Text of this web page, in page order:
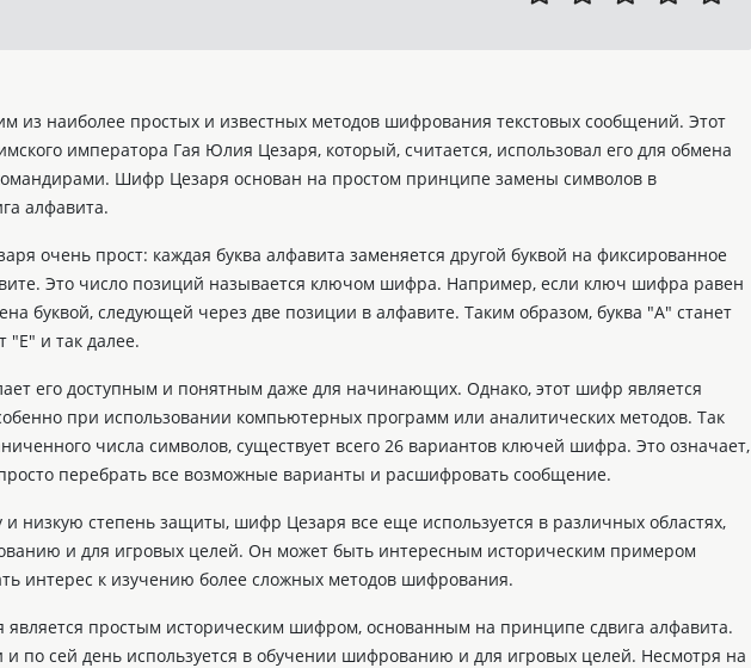
из наиболее простых и известных методов шифрования текстовых сообщений. Этот
императора Гая Юлия Цезаря, который, считается, использовал его для обмена
Шифр Цезаря основан на простом принципе замены символов в
алфавита.
очень прост: каждая буква алфавита заменяется другой буквой на фиксированное
Это число позиций называется ключом шифра. Например, если ключ шифра равен
буквой, следующей через две позиции в алфавите. Таким образом, буква "А" станет
"Е" и так далее.
его доступным и понятным даже для начинающих. Однако, этот шифр является
при использовании компьютерных программ или аналитических методов. Так
числа символов, существует всего 26 вариантов ключей шифра. Это означает,
перебрать все возможные варианты и расшифровать сообщение.
и низкую степень защиты, шифр Цезаря все еще используется в различных областях,
и для игровых целей. Он может быть интересным историческим примером
интерес к изучению более сложных методов шифрования.
простым историческим шифром, основанным на принципе сдвига алфавита.
по сей день используется в обучении шифрованию и для игровых целей. Несмотря на